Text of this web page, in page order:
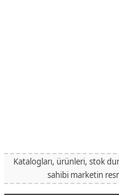
Katalogları, ürünleri, stok
sahibi marketin